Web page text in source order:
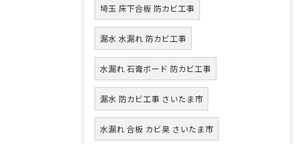
埼玉 床下合板 防カビ工事
漏水 水漏れ 防カビ工事
水漏れ 石膏ボード 防カビ工事
漏水 防カビ工事 さいたま市
水漏れ 合板 カビ臭 さいたま市